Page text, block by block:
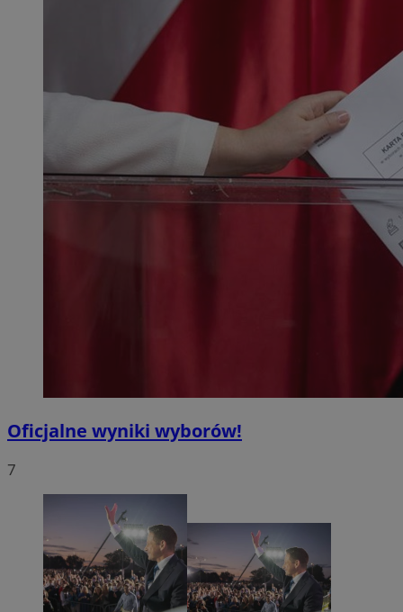
Oficjalne wyniki wyborów!
7